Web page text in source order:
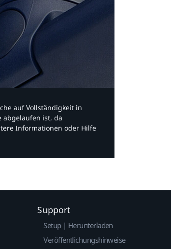
auf Vollständigkeit in
abgelaufen ist, da
Informationen oder Hilfe
Support
Setup | Herunterladen
Veröffentlichungshinweise